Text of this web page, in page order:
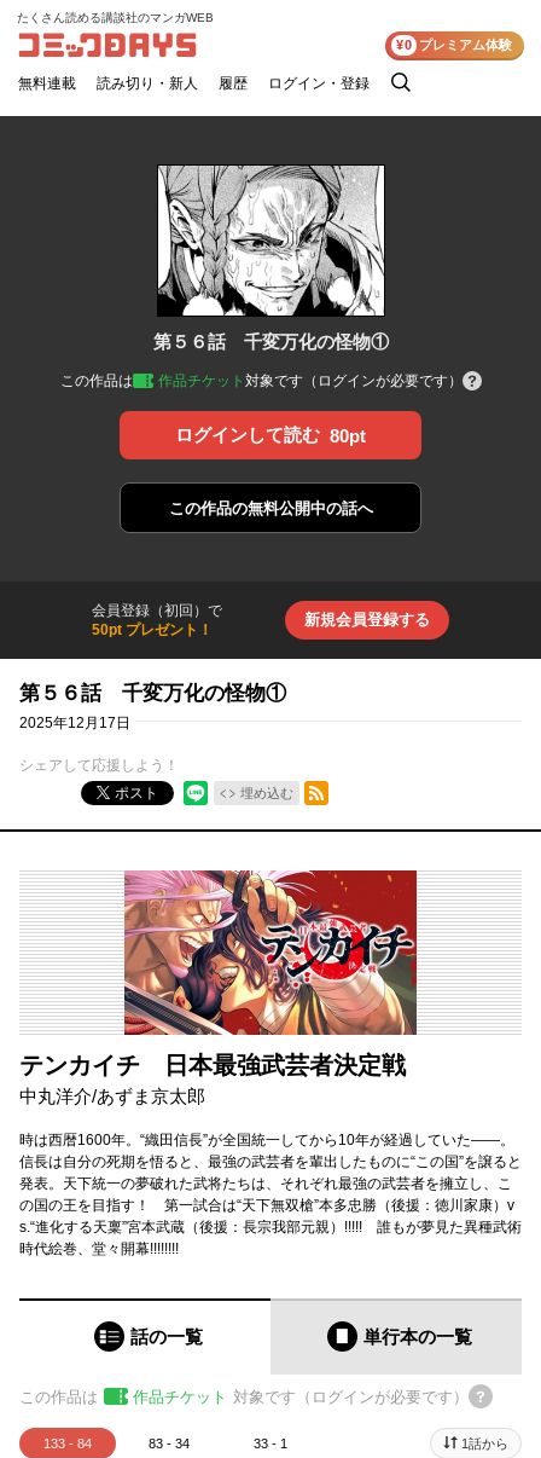
コミックDAYS
たくさん読める講談社のマンガWEB
無料連載 読み切り・新人 履歴 ログイン・登録
検
¥0 プレミアム体験
第５６話 千変万化の怪物①
この作品は 作品チケット 対象です（ログインが必要です）
ログインして読む 80pt
この作品の無料公開中の話へ
会員登録（初回）で
50pt プレゼント！
新規会員登録する
第５６話 千変万化の怪物①
2025年12月17日
シェアして応援しよう！
ポスト
埋め込む
RSSフィード
テンカイチ 日本最強武芸者決定戦
中丸洋介/あずま京太郎
時は西暦1600年。“織田信長”が全国統一してから10年が経過していた――。
信長は自分の死期を悟ると、最強の武芸者を輩出したものに“この国”を譲ると
発表。天下統一の夢破れた武将たちは、それぞれ最強の武芸者を擁立し、こ
の国の王を目指す！ 第一試合は“天下無双槍”本多忠勝（後援：徳川家康）v
s.“進化する天稟”宮本武蔵（後援：長宗我部元親）!!!!! 誰もが夢見た異種武術
時代絵巻、堂々開幕!!!!!!!!
話の一覧 単行本の一覧
この作品は 作品チケット 対象です（ログインが必要です）
133 - 84 83 - 34 33 - 1 1話から